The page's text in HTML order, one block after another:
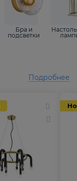
Бра и
подсветки
Подробнее